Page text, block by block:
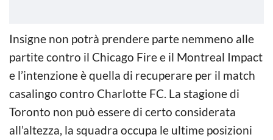
Insigne non potrà prendere parte nemmeno alle
partite contro il Chicago Fire e il Montreal Impact
e l’intenzione è quella di recuperare per il match
casalingo contro Charlotte FC. La stagione di
Toronto non può essere di certo considerata
all’altezza, la squadra occupa le ultime posizioni